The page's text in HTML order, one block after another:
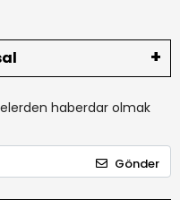
haberdar olmak
Gönder